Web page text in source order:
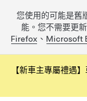
您使用的可能是舊
能。您不需要更
Firefox 、 Microsoft
【新車主專屬禮遇